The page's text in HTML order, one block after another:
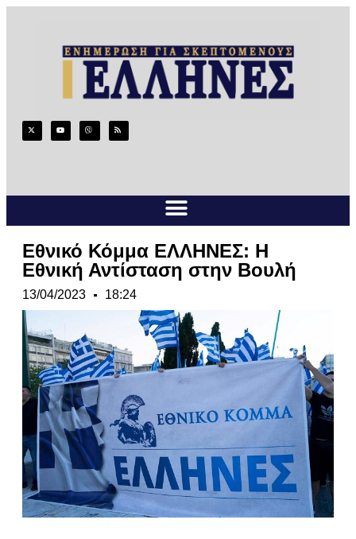
Εθνικό Κόμμα ΕΛΛΗΝΕΣ: Η
Εθνική Αντίσταση στην Βουλή
13/04/2023 18:24